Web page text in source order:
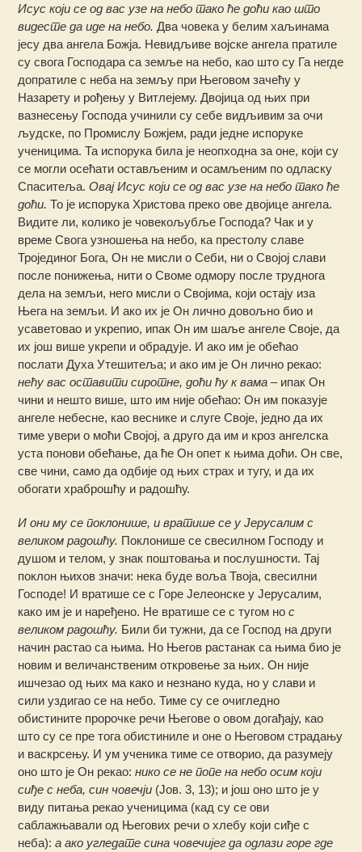
Исус који се од вас узе на небо тако ће доћи као што
видесте да иде на небо. Два човека у белим хаљинама
јесу два ангела Божја. Невидљиве војске ангела пратиле
су свога Господара са земље на небо, као што су Га негде
допратиле с неба на земљу при Његовом зачећу у
Назарету и рођењу у Витлејему. Двојица од њих при
вазнесењу Господа учинили су себе видљивим за очи
људске, по Промислу Божјем, ради једне испоруке
ученицима. Та испорука била је неопходна за оне, који су
се могли осећати остављеним и осамљеним по одласку
Спаситеља.Овај Исус који се од вас узе на небо тако ће
доћи. То је испорука Христова преко ове двојице ангела.
Видите ли, колико је човекољубље Господа? Чак и у
време Свога узношења на небо, ка престолу славе
Тројединог Бога, Он не мисли о Себи, ни о Својој слави
после понижења, нити о Своме одмору после труднога
дела на земљи, него мисли о Својима, који остају иза
Њега на земљи. И ако их је Он лично довољно био и
усаветовао и укрепио, ипак Он им шаље ангеле Своје, да
их још више укрепи и обрадује. И ако им је обећао
послати Духа Утешитеља; и ако им је Он лично рекао:
нећу вас оставити сиротне, доћи ћу к вама – ипак Он
чини и нешто више, што им није обећао: Он им показује
ангеле небесне, као веснике и слуге Своје, једно да их
тиме увери о моћи Својој, а друго да им и кроз ангелска
уста понови обећање, да ће Он опет к њима доћи. Он све,
све чини, само да одбије од њих страх и тугу, и да их
обогати храброшћу и радошћу.
И они му се поклонише, и вратише се у Јерусалим с
великом радошћу. Поклонише се свесилном Господу и
душом и телом, у знак поштовања и послушности. Тај
поклон њихов значи: нека буде воља Твоја, свесилни
Господе! И вратише се с Горе Јелеонске у Јерусалим,
како им је и наређено. Не вратише се с тугом нос
великом радошћу. Били би тужни, да се Господ на други
начин растао са њима. Но Његов растанак са њима био је
новим и величанственим откровење за њих. Он није
ишчезао од њих ма како и незнано куда, но у слави и
сили уздигао се на небо. Тиме су се очигледно
обистините пророчке речи Његове о овом догађају, као
што су се пре тога обистиниле и оне о Његовом страдању
и васкрсењу. И ум ученика тиме се отворио, да разумеју
оно што је Он рекао:нико се не попе на небо осим који
сиђе с неба, син човечји (Јов. 3, 13); и још оно што је у
виду питања рекао ученицима (кад су се ови
саблажњавали од Његових речи о хлебу који сиђе с
неба):а ако угледате сина човечијег да одлази горе где